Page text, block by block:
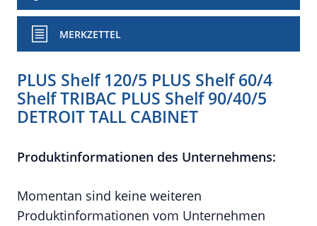
MERKZETTEL
PLUS Shelf 120/5 PLUS Shelf 60/4
Shelf TRIBAC PLUS Shelf 90/40/5
DETROIT TALL CABINET
Produktinformationen des Unternehmens:
Momentan sind keine weiteren
Produktinformationen vom Unternehmen